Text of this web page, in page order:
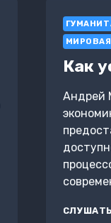
Как
Андрей
СЛУШАТЬ